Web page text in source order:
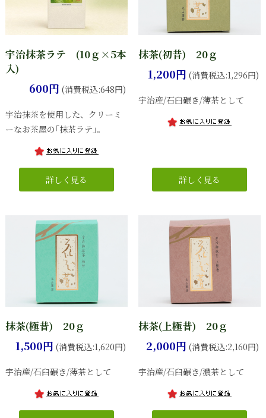
宇治抹茶ラテ (10ｇ×5本
入)
600円 (消費税込:648円)
宇治抹茶を使用した、クリーミ
ーなお茶屋の｢抹茶ラテ｣。
抹茶(初昔) 20ｇ
1,200円 (消費税込:1,296円)
宇治産/石臼碾き/薄茶として
抹茶(極昔) 20ｇ
1,500円 (消費税込:1,620円)
宇治産/石臼碾き/薄茶として
抹茶(上極昔) 20ｇ
2,000円 (消費税込:2,160円)
宇治産/石臼碾き/濃茶として